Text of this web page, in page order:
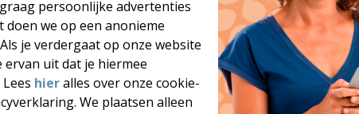
persoonlijke advertenties
doen we op een anonieme
je verdergaat op onze website
ervan uit dat je hiermee
hieralles over onze cookie-
We plaatsen alleen